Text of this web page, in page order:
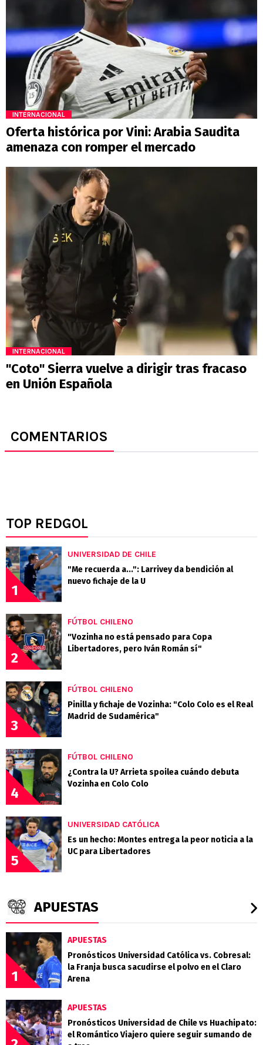
INTERNACIONAL
Oferta histórica por Vini: Arabia Saudita
amenaza con romper el mercado
INTERNACIONAL
"Coto" Sierra vuelve a dirigir tras fracaso
en Unión Española
COMENTARIOS
TOP REDGOL
1
UNIVERSIDAD DE CHILE
"Me recuerda a...": Larrivey da bendición al
nuevo fichaje de la U
2
FÚTBOL CHILENO
"Vozinha no está pensado para Copa
Libertadores, pero Iván Román sí"
3
FÚTBOL CHILENO
Pinilla y fichaje de Vozinha: "Colo Colo es el Real
Madrid de Sudamérica"
4
FÚTBOL CHILENO
¿Contra la U? Arrieta spoilea cuándo debuta
Vozinha en Colo Colo
5
UNIVERSIDAD CATÓLICA
Es un hecho: Montes entrega la peor noticia a la
UC para Libertadores
APUESTAS
1
APUESTAS
Pronósticos Universidad Católica vs. Cobresal:
la Franja busca sacudirse el polvo en el Claro
Arena
APUESTAS
Pronósticos Universidad de Chile vs Huachipato:
el Romántico Viajero quiere seguir sumando de